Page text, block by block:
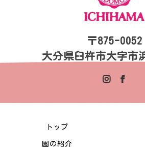
〒875-0052
大分県臼杵市大字市
トップ
園の紹介